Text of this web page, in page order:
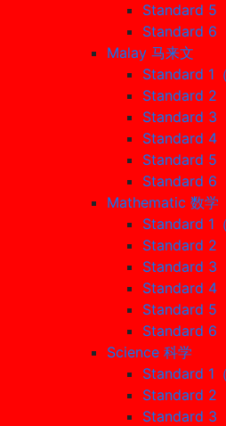
Standard 5
Standard 6
Malay 马来文
Standard 1
Standard 2
Standard 3
Standard 4
Standard 5
Standard 6
Mathematic 数学
Standard 1
Standard 2
Standard 3
Standard 4
Standard 5
Standard 6
Science 科学
Standard 1
Standard 2
Standard 3